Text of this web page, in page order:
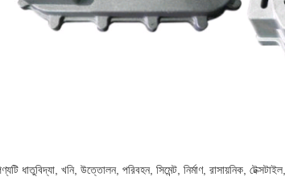
ধাতুবিদ্যা, খনি, উত্তোলন, পরিবহন, সিমেন্ট, নির্মাণ, রাসায়নিক,